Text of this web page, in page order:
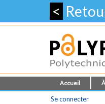
<
Accueil
Se connecter